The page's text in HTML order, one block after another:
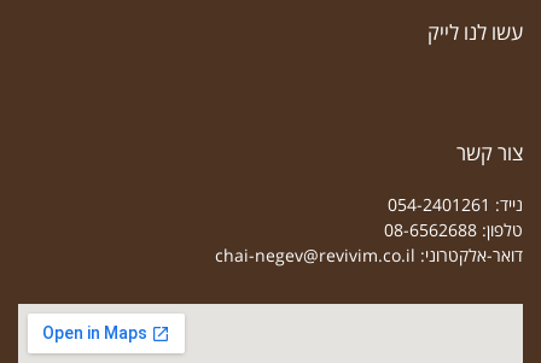
עשו לנו לייק
צור קשר
נייד: 054-2401261
טלפון: 08-6562688
דואר-אלקטרוני: chai-negev@revivim.co.il